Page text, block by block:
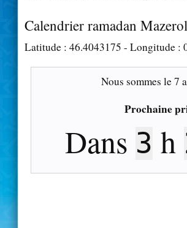
Calendrier ramadan
Latitude : 46.4043175 - Longitude :
Nous sommes le7
Prochaine
Dans 3 h